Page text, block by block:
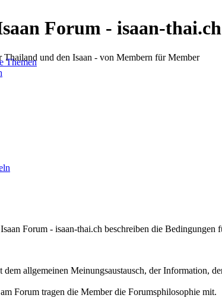
Forum - isaan-thai.ch
Thailand und den Isaan - von Membern für Member
Themen
Forum - isaan-thai.ch beschreiben die
dem allgemeinen Meinungsaustausch, der Information,
Forum tragen die Member die Forumsphilosophie mit.